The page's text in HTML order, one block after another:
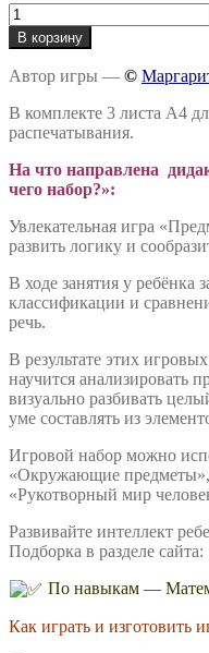
Количество
товара
Игра-
головоломка
«Предметы.
Из
чего
В корзину
Автор игры — ©
В комплекте 3 листа А4
распечатывания.
На что направлена
чего набор?»:
Увлекательная игра
развить логику и
В ходе занятия у ребёнка
классификации и
речь.
В результате этих
научится анализировать
визуально разбивать
уме составлять из
Игровой набор можно
«Окружающие
«Рукотворный мир
Развивайте интеллект
Подборка в разделе сайта:
По навыкам —
Как играть и изготовить